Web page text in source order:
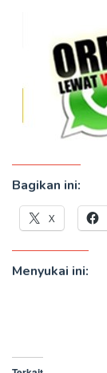
Bagikan ini:
X
Menyukai ini: